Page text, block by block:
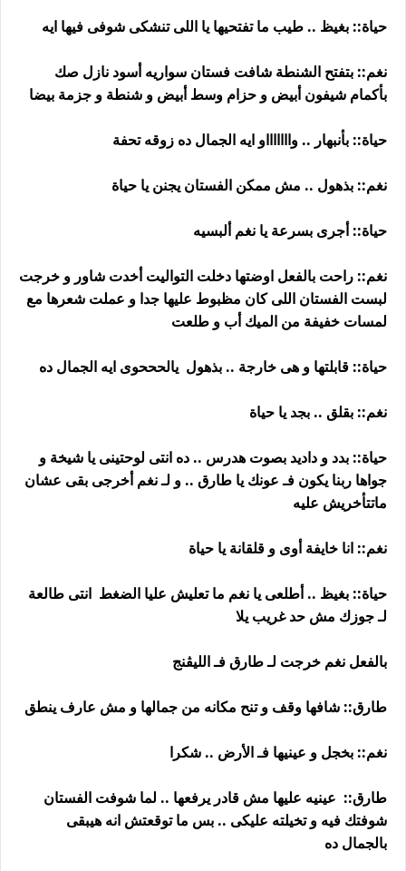
حياة:: بغيظ .. طيب ما تفتحيها يا اللى تنشكى شوفى فيها ايه
نغم:: بتفتح الشنطة شافت فستان سواريه أسود نازل صك
بأكمام شيفون أبيض و حزام وسط أبيض و شنطة و جزمة بيضا
حياة:: بأنبهار .. واااااااو ايه الجمال ده زوقه تحفة
نغم:: بذهول .. مش ممكن الفستان يجنن يا حياة
حياة:: أجرى بسرعة يا نغم ألبسيه
نغم:: راحت بالفعل اوضتها دخلت التواليت أخدت شاور و خرجت
لبست الفستان اللى كان مظبوط عليها جدا و عملت شعرها مع
لمسات خفيفة من الميك أب و طلعت
حياة:: قابلتها و هى خارجة .. بذهول يالحححوى ايه الجمال ده
نغم:: بقلق .. بجد يا حياة
حياة:: بدد و داديد بصوت هدرس .. ده انتى لوحتينى يا شيخة و
جواها ربنا يكون فـ عونك يا طارق .. و لـ نغم أخرجى بقى عشان
ماتتأخريش عليه
نغم:: انا خايفة أوى و قلقانة يا حياة
حياة:: بغيظ .. أطلعى يا نغم ما تعليش عليا الضغط انتى طالعة
لـ جوزك مش حد غريب يلا
بالفعل نغم خرجت لـ طارق فـ الليڤنج
طارق:: شافها وقف و تنح مكانه من جمالها و مش عارف ينطق
نغم:: بخجل و عينيها فـ الأرض .. شكرا
طارق:: عينيه عليها مش قادر يرفعها .. لما شوفت الفستان
شوفتك فيه و تخيلته عليكى .. بس ما توقعتش انه هيبقى
بالجمال ده